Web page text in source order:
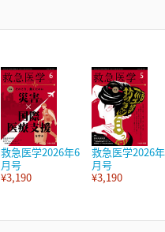
救急医学2026年6
月号
¥3,190
救急医学2026
月号
¥3,190